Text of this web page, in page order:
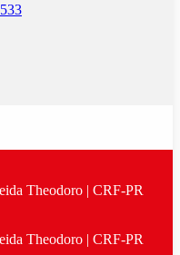
Theodoro | CRF-PR
Theodoro | CRF-PR